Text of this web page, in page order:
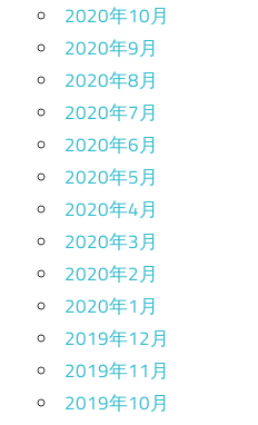
2020年10月
2020年9月
2020年8月
2020年7月
2020年6月
2020年5月
2020年4月
2020年3月
2020年2月
2020年1月
2019年12月
2019年11月
2019年10月